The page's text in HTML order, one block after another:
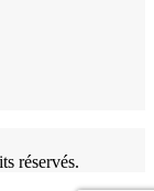
réservés.